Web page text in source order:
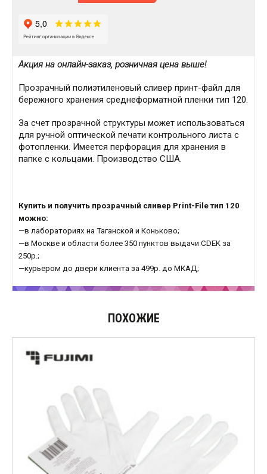
Акция на онлайн-заказ, розничная цена выше!
Прозрачный полиэтиленовый сливер принт-файл для
бережного хранения среднеформатной пленки тип 120.
За счет прозрачной структуры может использоваться
для ручной оптической печати контрольного листа с
фотопленки. Имеется перфорация для хранения в
папке с кольцами. Производство США.
Купить и получить прозрачный сливер Print-File тип 120
можно:
—в лабораториях на Таганской и Коньково;
—в Москве и области более 350 пунктов выдачи CDEK за
250р.;
—курьером до двери клиента за 499р. до МКАД;
ПОХОЖИЕ